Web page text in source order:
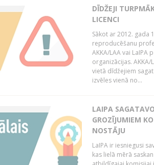
DĪDŽEJI
LICENCI
Sākot ar 2012. gada
reproducēšanu
AKKA/LAA vai LaIPA
organizācijas.
vietā dīdžejiem
izvēles vienā no...
LAIPA
GROZĪJUMIEM
NOSTĀJU
LaIPA ir iesniegusi
kas lielā mērā